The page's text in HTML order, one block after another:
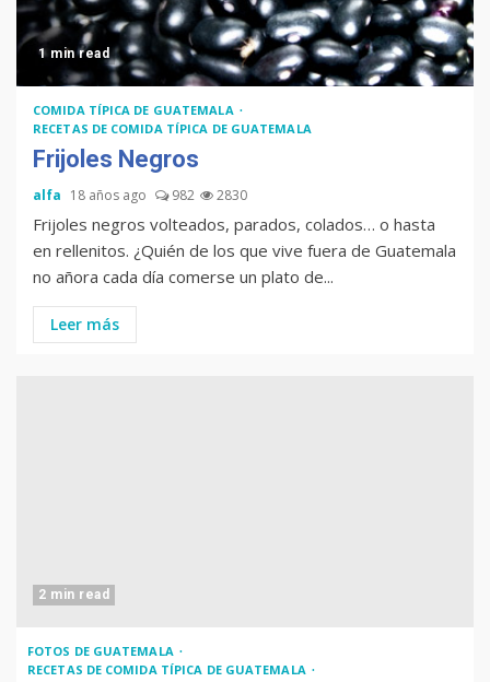
1 min read
COMIDA TÍPICA DE GUATEMALA
RECETAS DE COMIDA TÍPICA DE GUATEMALA
Frijoles Negros
alfa 18 años ago 982 2830
Frijoles negros volteados, parados, colados… o hasta
en rellenitos. ¿Quién de los que vive fuera de Guatemala
no añora cada día comerse un plato de...
Leer más
2 min read
FOTOS DE GUATEMALA
RECETAS DE COMIDA TÍPICA DE GUATEMALA